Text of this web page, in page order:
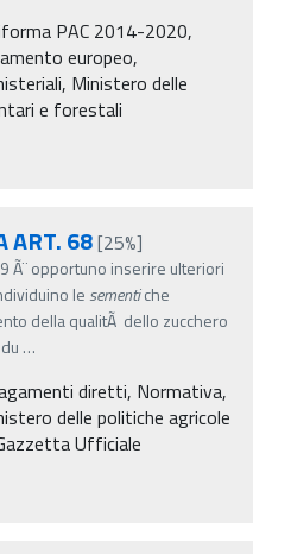
PAC 2014-2020,
europeo,
Ministero delle
e forestali
ART. 68[25%]
Ã¨ opportuno inserire ulteriori
le sementiche
della qualitÃ dello zucchero
…
diretti, Normativa,
delle politiche agricole
Ufficiale